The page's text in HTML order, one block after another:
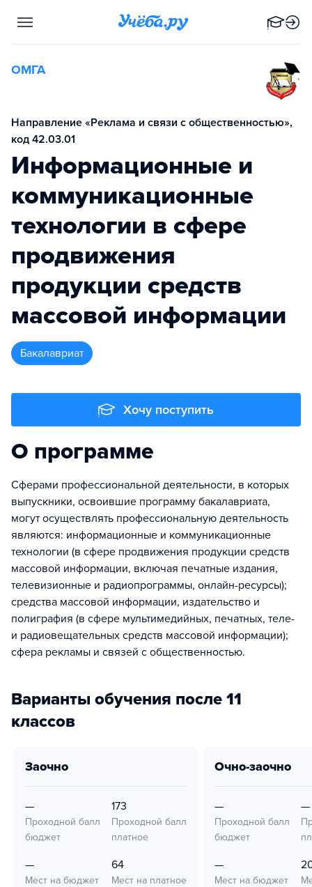
ОМГА
Направление «Реклама и связи с общественностью»,
код 42.03.01
Информационные и
коммуникационные
технологии в сфере
продвижения
продукции средств
массовой информации
бакалавриат
Хочу поступить
О программе
Сферами профессиональной деятельности, в которых
выпускники, освоившие программу бакалавриата,
могут осуществлять профессиональную деятельность
являются: информационные и коммуникационные
технологии (в сфере продвижения продукции средств
массовой информации, включая печатные издания,
телевизионные и радиопрограммы, онлайн-ресурсы);
средства массовой информации, издательство и
полиграфия (в сфере мультимедийных, печатных, теле-
и радиовещательных средств массовой информации);
сфера рекламы и связей с общественностью.
Варианты обучения после 11
классов
заочно
—
Проходной балл
бюджет
173
Проходной балл
платное
—
Мест на бюджет
64
Мест на платное
очно-заочно
—
Проходной балл
бюджет
—
—
Мест на бюджет